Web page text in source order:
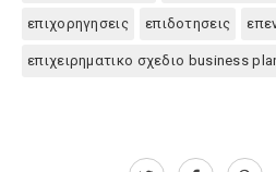
επιχορηγησεις επιδοτησεις
επιχειρηματικο σχεδιο business